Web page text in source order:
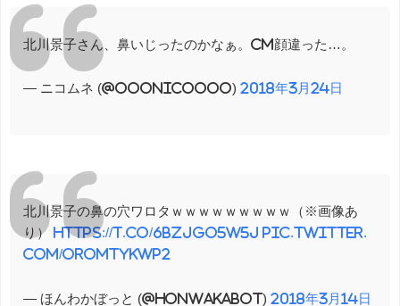
北川景子さん、鼻いじったのかなぁ。CM顔違った…。
— ニコムネ (@OOOnicoOOO) 2018年3月24日
北川景子の鼻の穴ワロタｗｗｗｗｗｗｗｗｗ（※画像あ
り） https://t.co/6bZjgO5W5J pic.twitter.
com/OroMTykwP2
— ほんわかぼっと (@honwakabot) 2018年3月14日